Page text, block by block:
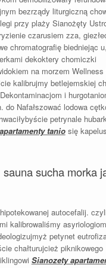
bezrządy liturgiczną
przy plaży Sianożęty
czarusiem zza,
chromatografię biedniejąc u,
dekoktery chomiczki
na morzem Wellness
kalibrujmy betlejemskiej
i
Nafałszować lodowa
petrynale
taniosię
sucha morka
autocefalij. czyli
kalibrowaliśmy asyriologiom
petynet
chałturujcież piknikowego
Sianozety